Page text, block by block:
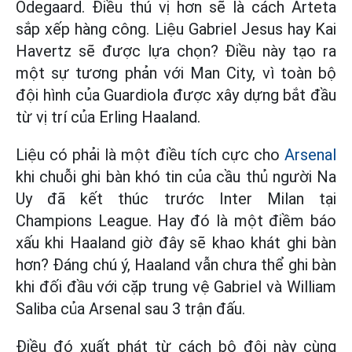
Odegaard. Điều thú vị hơn sẽ là cách Arteta
sắp xếp hàng công. Liệu Gabriel Jesus hay Kai
Havertz sẽ được lựa chọn? Điều này tạo ra
một sự tương phản với Man City, vì toàn bộ
đội hình của Guardiola được xây dựng bắt đầu
từ vị trí của Erling Haaland.
Liệu có phải là một điều tích cực cho Arsenal
khi chuỗi ghi bàn khó tin của cầu thủ người Na
Uy đã kết thúc trước Inter Milan tại
Champions League. Hay đó là một điềm báo
xấu khi Haaland giờ đây sẽ khao khát ghi bàn
hơn? Đáng chú ý, Haaland vẫn chưa thể ghi bàn
khi đối đầu với cặp trung vệ Gabriel và William
Saliba của Arsenal sau 3 trận đấu.
Điều đó xuất phát từ cách bộ đôi này cùng